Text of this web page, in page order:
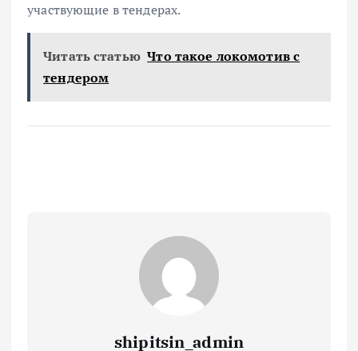
участвующие в тендерах.
Читать статью Что такое локомотив с
тендером
shipitsin_admin